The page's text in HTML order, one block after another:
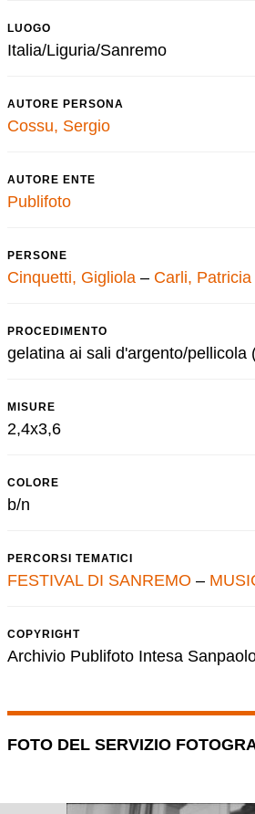
LUOGO
Italia/Liguria/Sanremo
AUTORE PERSONA
Cossu, Sergio
AUTORE ENTE
Publifoto
PERSONE
Cinquetti, Gigliola – Carli, Patricia
PROCEDIMENTO
gelatina ai sali d'argento/pellicola
MISURE
2,4x3,6
COLORE
b/n
PERCORSI TEMATICI
FESTIVAL DI SANREMO –
COPYRIGHT
Archivio Publifoto Intesa
FOTO DEL SERVIZIO